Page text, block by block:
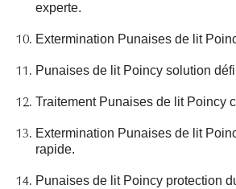
experte.
Extermination Punaises de lit
Punaises de lit Poincy solution
Traitement Punaises de lit Poincy
Extermination Punaises de lit
rapide.
Punaises de lit Poincy protection